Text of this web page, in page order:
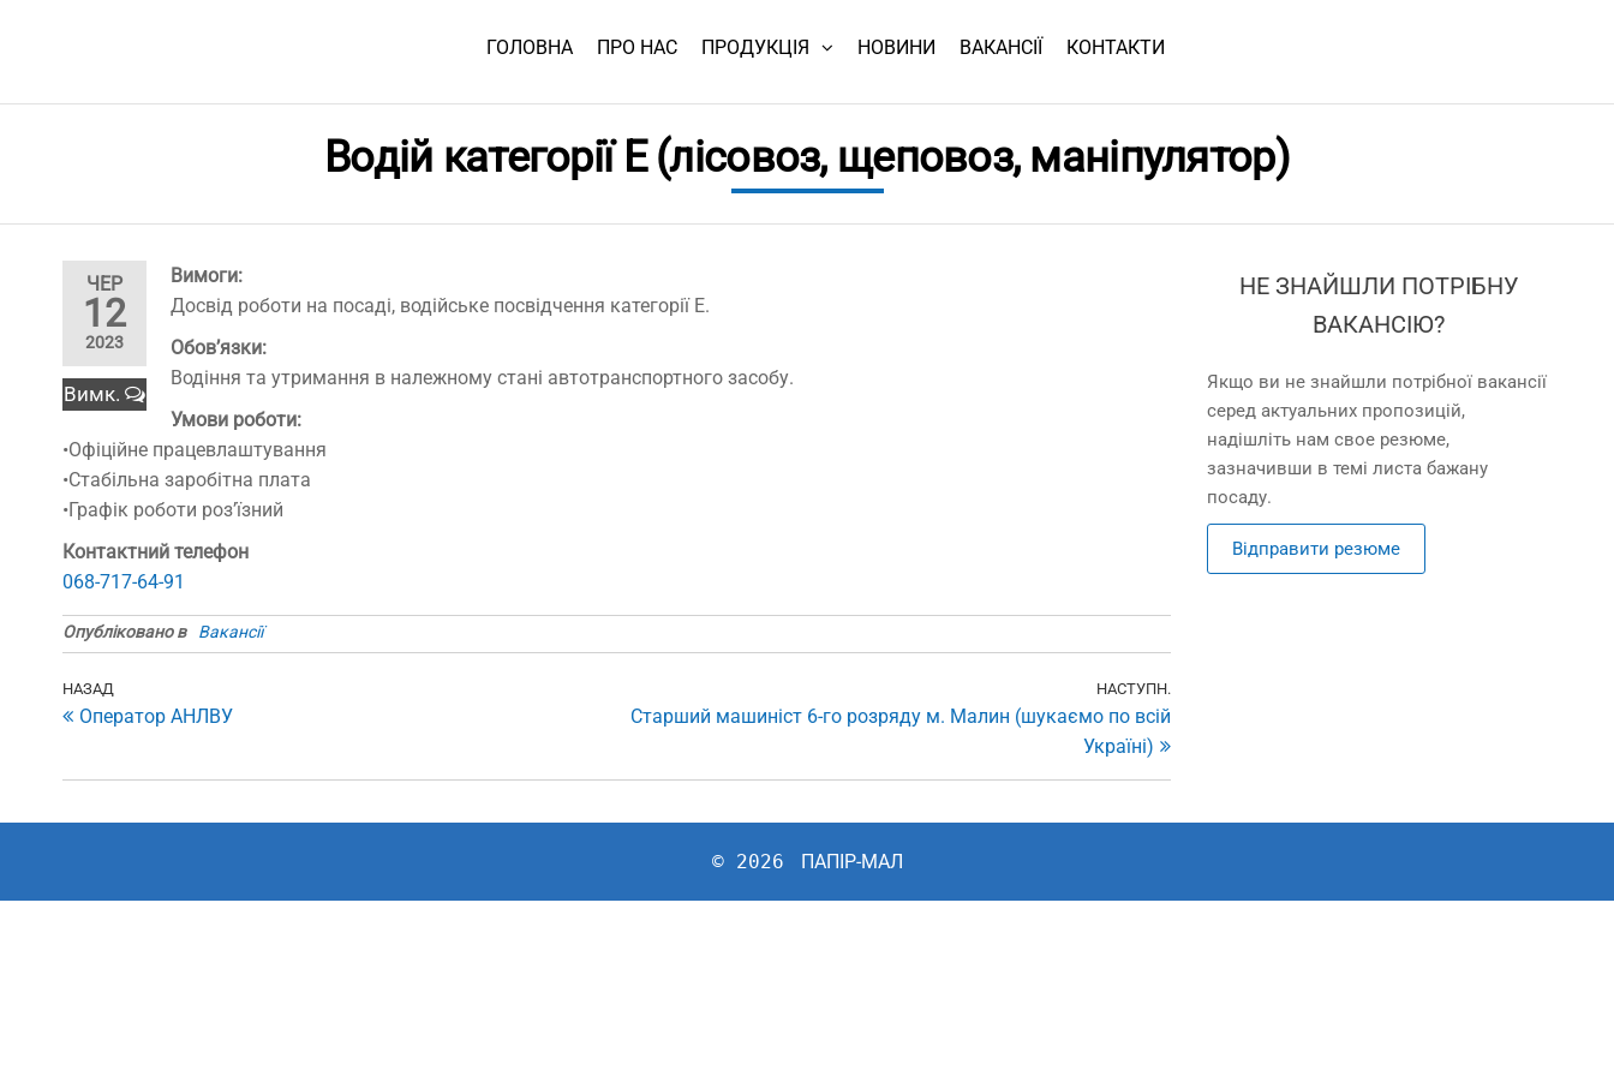
паперова
Мал"
ГОЛОВНА ПРО НАС ПРОДУКЦІЯ НОВИНИ ВАКАНСІЇ КОНТАКТИ
Водій категорії Е (лісовоз, щеповоз, маніпулятор)
ЧЕР
12
2023
Вимк.
Вимоги:
Досвід роботи на посаді, водійське посвідчення категорії Е.
Обов’язки:
Водіння та утримання в належному стані автотранспортного засобу.
Умови роботи:
•Офіційне працевлаштування
•Стабільна заробітна плата
•Графік роботи роз’їзний
Контактний телефон
068-717-64-91
Опубліковано в Вакансії
Навігація
записів
Попередній
запис
НАЗАД
Оператор АНЛВУ
Наступний
запис
НАСТУПН.
Старший машиніст 6-го розряду м. Малин (шукаємо по всій
Україні)
НЕ ЗНАЙШЛИ ПОТРІБНУ
ВАКАНСІЮ?
Якщо ви не знайшли потрібної вакансії
серед актуальних пропозицій,
надішліть нам свое резюме,
зазначивши в темі листа бажану
посаду.
Відправити резюме
© 2026 ПАПІР-МАЛ